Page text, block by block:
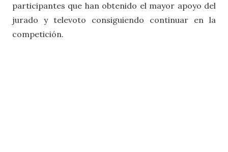
participantes que han obtenido el mayor apoyo del
jurado y televoto consiguiendo continuar en la
competición.